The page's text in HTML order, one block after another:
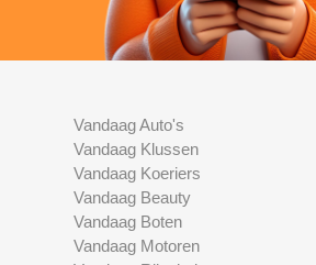
Vandaag Auto's
Vandaag Klussen
Vandaag Koeriers
Vandaag Beauty
Vandaag Boten
Vandaag Motoren